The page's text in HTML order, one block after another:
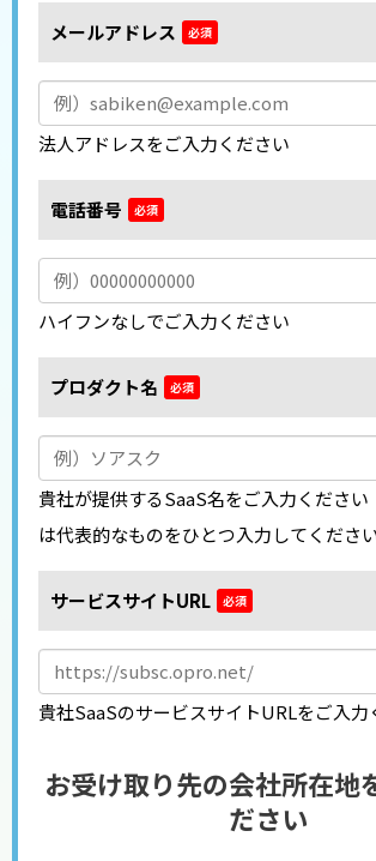
メールアドレス *
法人アドレスをご入力ください
電話番号 *
ハイフンなしでご入力ください
プロダクト名 *
貴社が提供するSaaS名をご入力くださ
は代表的なものをひとつ入力してください
サービスサイトURL *
貴社SaaSのサービスサイトURLをご入力
お受け取り先の会社所在地
ださい